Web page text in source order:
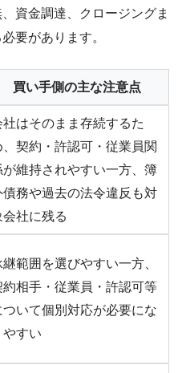
資金調達、クロージングま
要があります。
買い手側の主な注意点
社はそのまま存続するた
、契約・許認可・従業員関
が維持されやすい一方、簿
債務や過去の法令違反も対
会社に残る
継範囲を選びやすい一方、
約相手・従業員・許認可等
ついて個別対応が必要にな
やすい